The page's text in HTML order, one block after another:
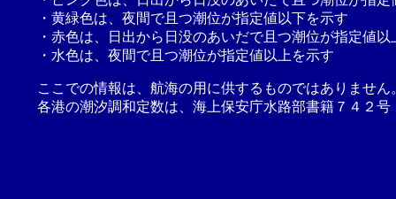
・黄緑色は、夜間で且つ潮位が指定値以下を示す
・赤色は、日出から日没のあいだで且つ潮位が指定値以
・水色は、夜間で且つ潮位が指定値以上を示す
ここでの情報は、航海の用に供するものではありませ
各港の潮汐調和定数は、海上保安庁水路部書籍７４２